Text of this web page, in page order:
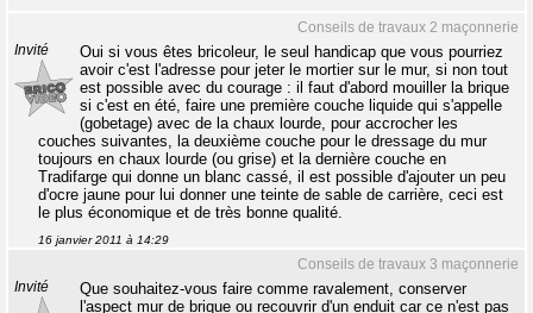
Conseils de travaux 2 maçonnerie
Invité
Oui si vous êtes bricoleur, le seul handicap que vous pourriez
avoir c'est l'adresse pour jeter le mortier sur le mur, si non tout
est possible avec du courage : il faut d'abord mouiller la brique
si c'est en été, faire une première couche liquide qui s'appelle
(gobetage) avec de la chaux lourde, pour accrocher les
couches suivantes, la deuxième couche pour le dressage du mur
toujours en chaux lourde (ou grise) et la dernière couche en
Tradifarge qui donne un blanc cassé, il est possible d'ajouter un peu
d'ocre jaune pour lui donner une teinte de sable de carrière, ceci est
le plus économique et de très bonne qualité.
16 janvier 2011 à 14:29
Conseils de travaux 3 maçonnerie
Invité
Que souhaitez-vous faire comme ravalement, conserver
l'aspect mur de brique ou recouvrir d'un enduit car ce n'est pas